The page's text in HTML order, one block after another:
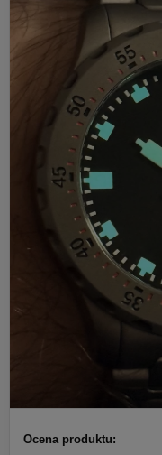
Ocena produktu: